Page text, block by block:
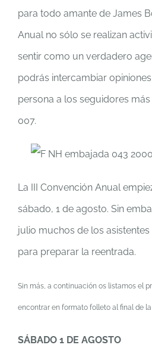
para todo amante de James
Anual no sólo se realizan
sentir como un verdadero
podrás intercambiar
persona a los seguidores
007.
La III Convención Anual
sábado, 1 de agosto. Sin
julio muchos de los
para preparar la reentrada.
Sin más, a continuación os listamos el
encontrar en formato folleto al final de
SÁBADO 1 DE AGOSTO